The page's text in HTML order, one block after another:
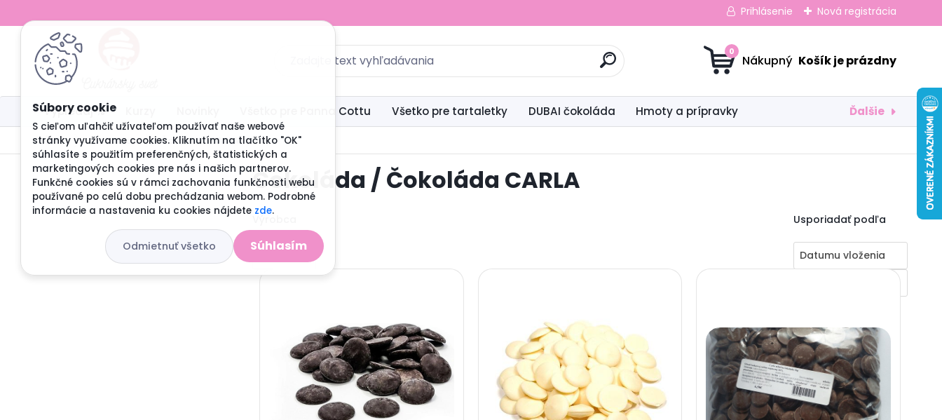
S cieľom uľahčiť užívateľom používať naše webové
stránky využívame cookies. Kliknutím na tlačítko "OK"
súhlasíte s použitím preferenčných, štatistických a
marketingových cookies pre nás i našich partnerov.
Funkčné cookies sú v rámci zachovania funkčnosti webu
používané po celú dobu prechádzania webom. Podrobné
informácie a nastavenia ku cookies nájdete zde.
Odmietnuť všetko Súhlasím
Prihlásenie Nová registrácia
0
Výpredaj % Všetko pre Panna Cottu Všetko pre tartaletky DUBAI čokoláda Hmoty a prípravky Ďalšie
Úvod Čokoláda Čokoláda CARLA
Čokoláda / Čokoláda CARLA
Usporiadať podľa
Datumu vloženia